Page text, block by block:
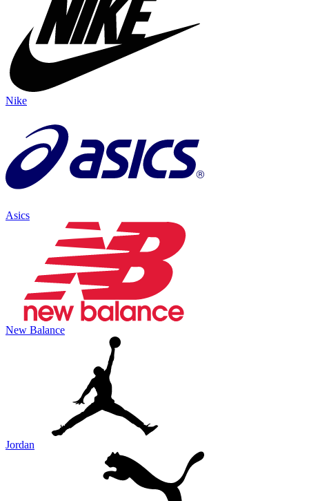
Nike
Asics
New Balance
Jordan